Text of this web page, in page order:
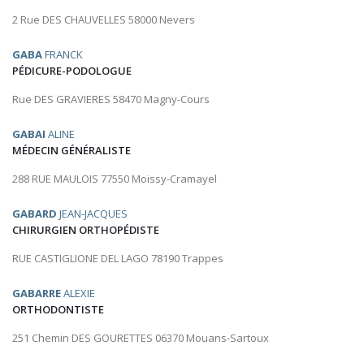
2 Rue DES CHAUVELLES 58000 Nevers
GABAFRANCK
PÉDICURE-PODOLOGUE
Rue DES GRAVIERES 58470 Magny-Cours
GABAI ALINE
MÉDECIN GÉNÉRALISTE
288 RUE MAULOIS 77550 Moissy-Cramayel
GABARD JEAN-JACQUES
CHIRURGIEN ORTHOPÉDISTE
RUE CASTIGLIONE DEL LAGO 78190 Trappes
GABARREALEXIE
ORTHODONTISTE
251 Chemin DES GOURETTES 06370 Mouans-Sartoux